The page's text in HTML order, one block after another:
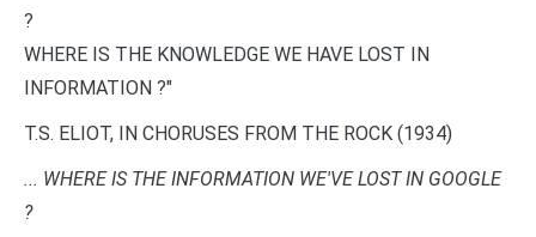
?
WHERE IS THE KNOWLEDGE WE HAVE LOST IN
INFORMATION ?"
T.S. ELIOT, IN CHORUSES FROM THE ROCK (1934)
... WHERE IS THE INFORMATION WE'VE LOST IN GOOGLE
?